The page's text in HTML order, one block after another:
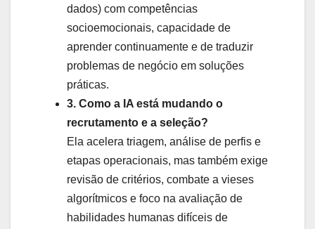
dados) com competências
socioemocionais, capacidade de
aprender continuamente e de traduzir
problemas de negócio em soluções
práticas.
3. Como a IA está mudando o
recrutamento e a seleção?
Ela acelera triagem, análise de perfis e
etapas operacionais, mas também exige
revisão de critérios, combate a vieses
algorítmicos e foco na avaliação de
habilidades humanas difíceis de